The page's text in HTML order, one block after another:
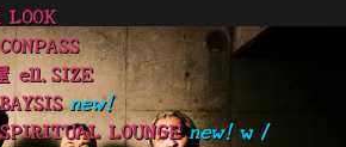
ell.SIZE
new!
LOUNGE new!w /